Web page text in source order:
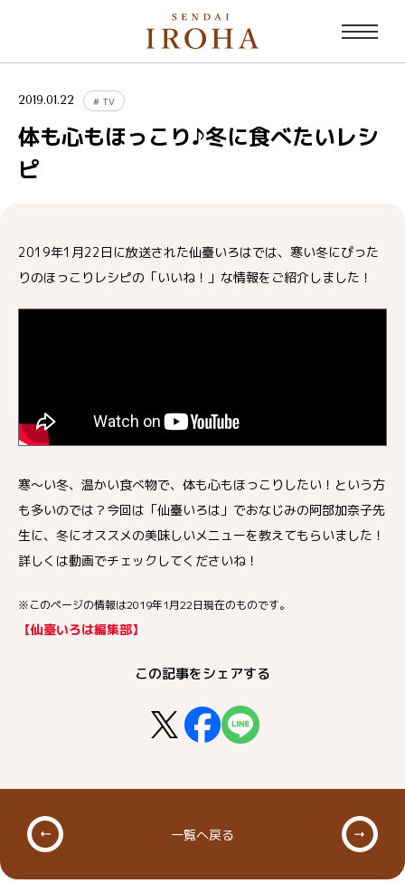
2019.01.22 # TV
体も心もほっこり♪冬に食べたいレシ
ピ
2019年1月22日に放送された仙臺いろはでは、寒い冬にぴった
りのほっこりレシピの「いいね！」な情報をご紹介しました！
寒～い冬、温かい食べ物で、体も心もほっこりしたい！という方
も多いのでは？今回は「仙臺いろは」でおなじみの阿部加奈子先
生に、冬にオススメの美味しいメニューを教えてもらいました！
詳しくは動画でチェックしてくださいね！
※このページの情報は2019年1月22日現在のものです。
【仙臺いろは編集部】
この記事をシェアする
一覧へ戻る